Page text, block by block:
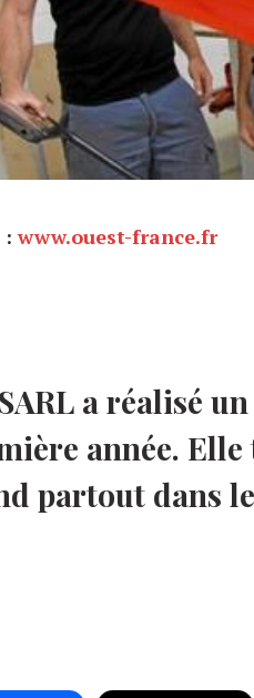
:www.ouest-france.fr
a réalisé
année.
partout dans